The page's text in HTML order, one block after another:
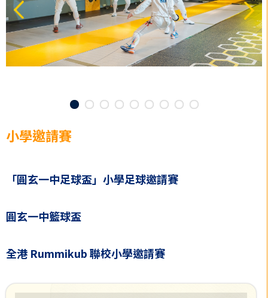
小學邀請賽
「圓玄一中足球盃」小學足球邀請賽
圓玄一中籃球盃
全港 Rummikub 聯校小學邀請賽